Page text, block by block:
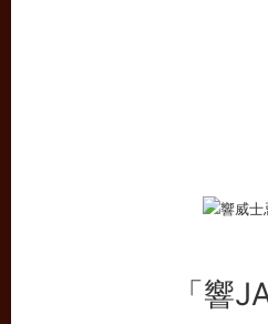
「響